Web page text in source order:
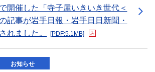
開催した「寺子屋いきいき世代＜
記事が岩手日報・岩手日日新聞・
れました。
[PDF:5.1MB]
お知らせ
開きます